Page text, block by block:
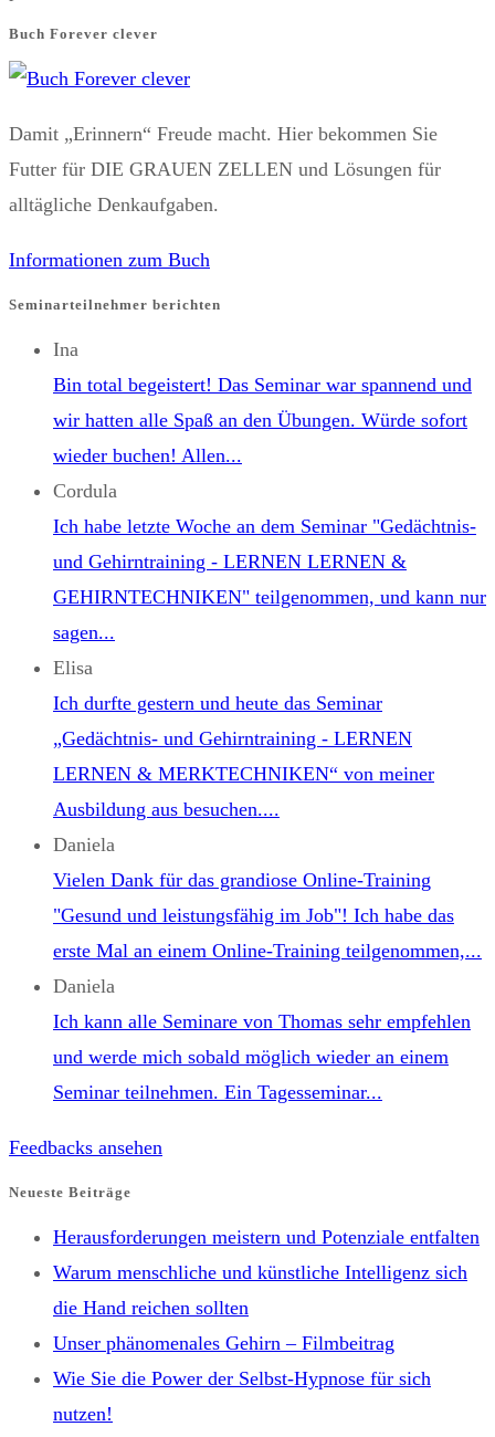
Buch Forever clever
Damit „Erinnern“ Freude macht. Hier bekommen Sie
Futter für DIE GRAUEN ZELLEN und Lösungen für
alltägliche Denkaufgaben.
Informationen zum Buch
Seminarteilnehmer berichten
Ina
Bin total begeistert! Das Seminar war spannend und
wir hatten alle Spaß an den Übungen. Würde sofort
wieder buchen! Allen...
Cordula
Ich habe letzte Woche an dem Seminar "Gedächtnis-
und Gehirntraining - LERNEN LERNEN &
GEHIRNTECHNIKEN" teilgenommen, und kann nur
sagen...
Elisa
Ich durfte gestern und heute das Seminar
„Gedächtnis- und Gehirntraining - LERNEN
LERNEN & MERKTECHNIKEN“ von meiner
Ausbildung aus besuchen....
Daniela
Vielen Dank für das grandiose Online-Training
"Gesund und leistungsfähig im Job"! Ich habe das
erste Mal an einem Online-Training teilgenommen,...
Daniela
Ich kann alle Seminare von Thomas sehr empfehlen
und werde mich sobald möglich wieder an einem
Seminar teilnehmen. Ein Tagesseminar...
Feedbacks ansehen
Neueste Beiträge
Herausforderungen meistern und Potenziale entfalten
Warum menschliche und künstliche Intelligenz sich
die Hand reichen sollten
Unser phänomenales Gehirn – Filmbeitrag
Wie Sie die Power der Selbst-Hypnose für sich
nutzen!